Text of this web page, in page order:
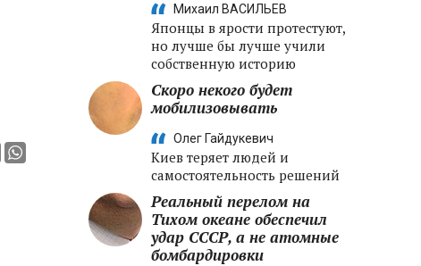
Михаил ВАСИЛЬЕВ
Японцы в ярости протестуют,
но лучше бы лучше учили
собственную историю
Скоро некого будет
мобилизовывать
Олег Гайдукевич
Киев теряет людей и
самостоятельность решений
Реальный перелом на
Тихом океане обеспечил
удар СССР, а не атомные
бомбардировки